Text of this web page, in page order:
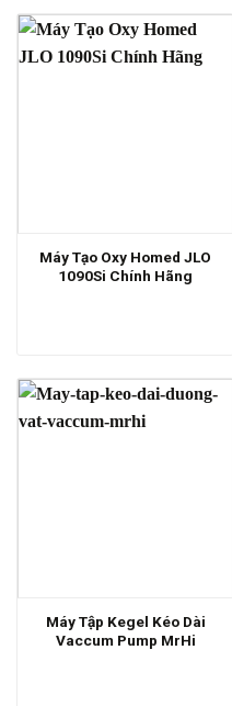
Máy Tạo Oxy Homed JLO
1090Si Chính Hãng
Máy Tập Kegel Kéo Dài
Vaccum Pump MrHi